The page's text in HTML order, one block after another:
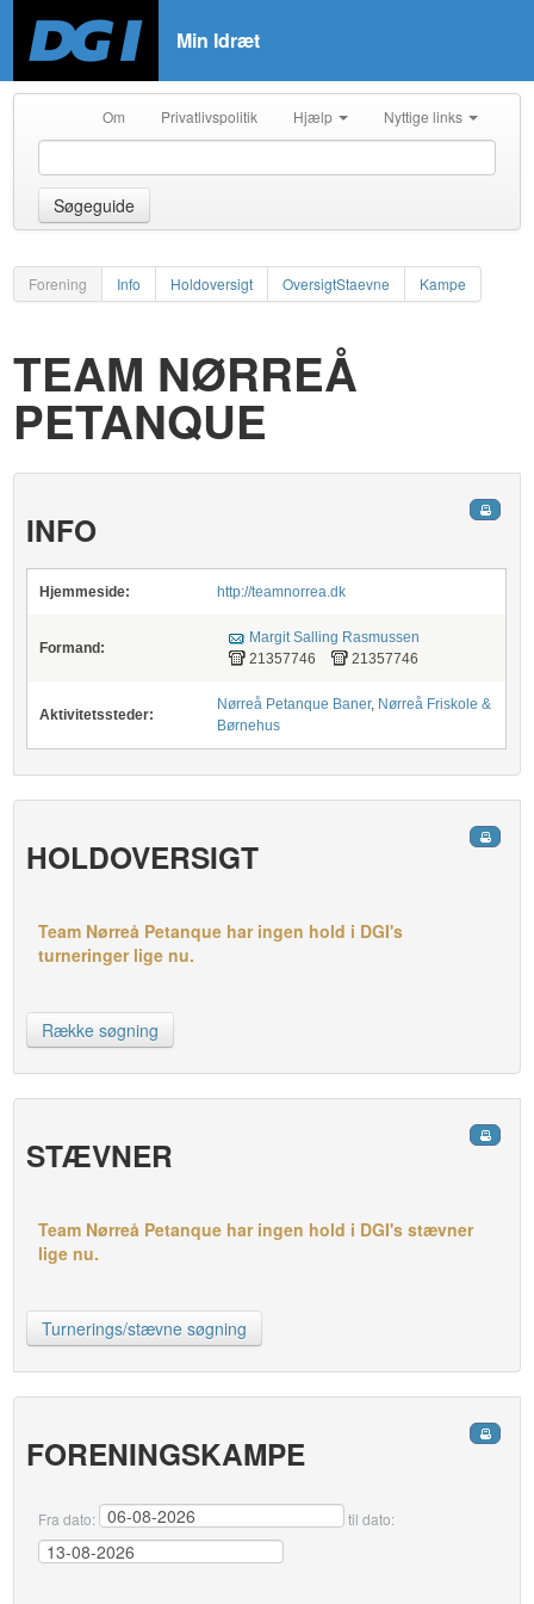
Min Idræt
Om Privatlivspolitik Hjælp Nyttige links
Søgeguide
Forening Info Holdoversigt OversigtStaevne Kampe
TEAM NØRREÅ
PETANQUE
INFO
Hjemmeside: http://teamnorrea.dk
Formand:
Margit Salling Rasmussen
21357746
21357746
Aktivitetssteder:
Nørreå Petanque Baner, Nørreå Friskole &
Børnehus
HOLDOVERSIGT
Team Nørreå Petanque har ingen hold i DGI's
turneringer lige nu.
Række søgning
STÆVNER
Team Nørreå Petanque har ingen hold i DGI's stævner
lige nu.
Turnerings/stævne søgning
FORENINGSKAMPE
Fra dato: til dato: